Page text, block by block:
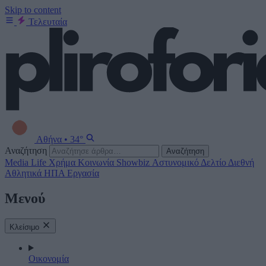
Skip to content
Τελευταία
Αθήνα • 34°
Αναζήτηση
Αναζήτηση
Media Life Χρήμα Κοινωνία Showbiz Αστυνομικό Δελτίο Διεθνή
Αθλητικά ΗΠΑ Εργασία
Μενού
Κλείσιμο
Οικονομία